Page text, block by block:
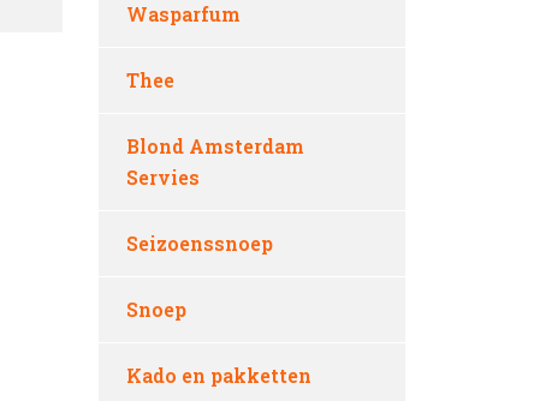
Wasparfum
Thee
Blond Amsterdam
Servies
Seizoenssnoep
Snoep
Kado en pakketten